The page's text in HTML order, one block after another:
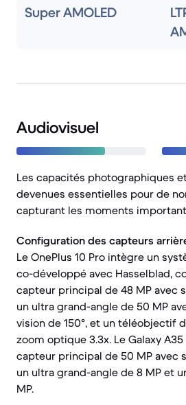
Super AMOLED
Audiovisuel
Les capacités photographiques
devenues essentielles pour de
capturant les moments
Configuration des capteurs
Le OnePlus 10 Pro intègre un
co-développé avec Hasselblad,
capteur principal de 48 MP avec
un ultra grand-angle de 50 MP
vision de 150°, et un téléobjectif
zoom optique 3.3x. Le Galaxy
capteur principal de 50 MP avec
un ultra grand-angle de 8 MP et
MP.